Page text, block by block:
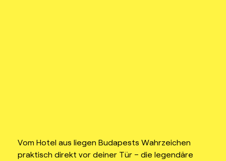
Vom Hotel aus liegen Budapests Wahrzeichen
praktisch direkt vor deiner Tür – die legendäre